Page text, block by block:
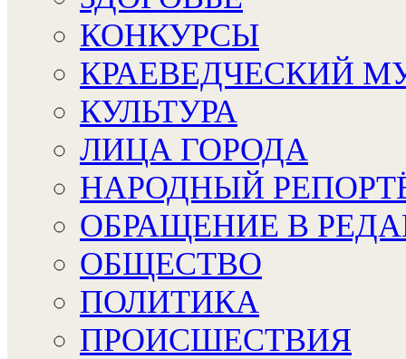
КОНКУРСЫ
КРАЕВЕДЧЕСКИЙ
КУЛЬТУРА
ЛИЦА ГОРОДА
НАРОДНЫЙ
ОБРАЩЕНИЕ В
ОБЩЕСТВО
ПОЛИТИКА
ПРОИСШЕСТВИЯ